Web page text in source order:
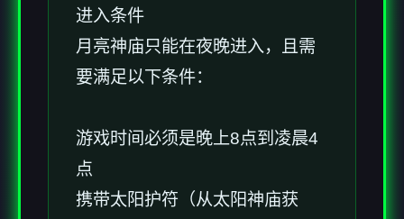
进入条件
月亮神庙只能在夜晚进入，且需
要满足以下条件：
游戏时间必须是晚上8点到凌晨4
点
携带太阳护符（从太阳神庙获